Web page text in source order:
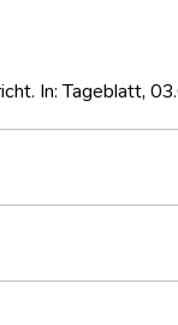
In: Tageblatt,